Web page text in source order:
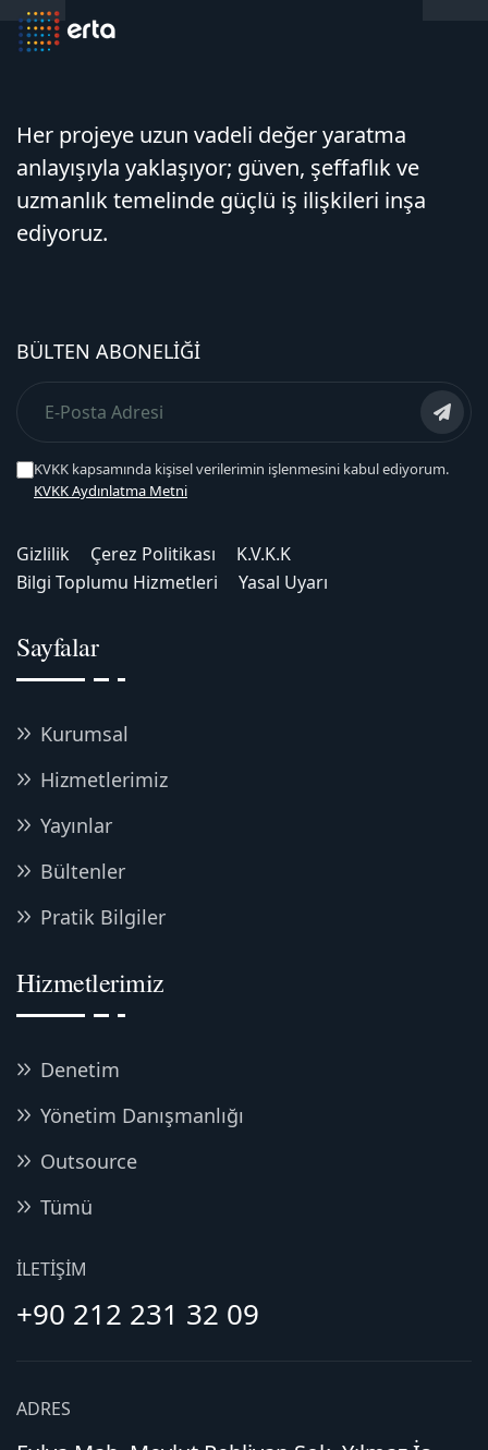
Her projeye uzun vadeli değer yaratma
anlayışıyla yaklaşıyor; güven, şeffaflık ve
uzmanlık temelinde güçlü iş ilişkileri inşa
ediyoruz.
BÜLTEN ABONELIĞI
KVKK kapsamında kişisel verilerimin işlenmesini kabul ediyorum.
KVKK Aydınlatma Metni
Gizlilik Çerez Politikası
K.V.K.K
Bilgi Toplumu Hizmetleri
Yasal Uyarı
Sayfalar
Kurumsal
Hizmetlerimiz
Yayınlar
Bültenler
Pratik Bilgiler
Hizmetlerimiz
Denetim
Yönetim Danışmanlığı
Outsource
Tümü
İLETIŞIM
+90 212 231 32 09
ADRES